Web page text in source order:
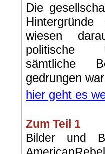
Die
wiesen
politische
sämtliche
gedrungen
hier geht es
Zum Teil 1
Bilder und